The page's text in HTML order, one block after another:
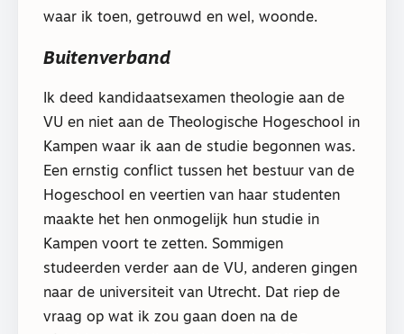
waar ik toen, getrouwd en wel, woonde.
Buitenverband
Ik deed kandidaatsexamen theologie aan de
VU en niet aan de Theologische Hogeschool in
Kampen waar ik aan de studie begonnen was.
Een ernstig conflict tussen het bestuur van de
Hogeschool en veertien van haar studenten
maakte het hen onmogelijk hun studie in
Kampen voort te zetten. Sommigen
studeerden verder aan de VU, anderen gingen
naar de universiteit van Utrecht. Dat riep de
vraag op wat ik zou gaan doen na de